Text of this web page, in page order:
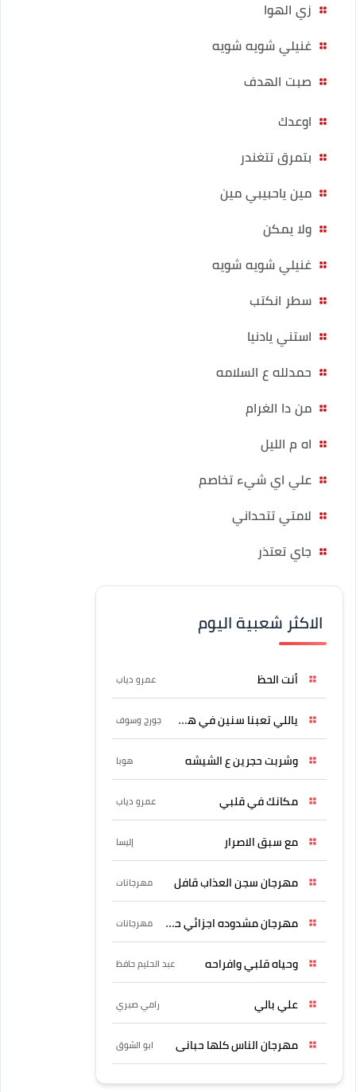
زي الهوا
غنيلي شويه شويه
صبت الهدف
اوعدك
بتمرق تتغندر
مين ياحبيبي مين
ولا يمكن
غنيلي شويه شويه
سطر انكتب
استني يادنيا
حمدلله ع السلامه
من دا الغرام
اه م الليل
علي اي شيء تخاصم
لامتي تتحداني
جاي تعتذر
الاكثر شعبية اليوم
أنت الحظ عمرو دياب
ياللي تعبنا سنين في هواه جورج وسوف
وشربت حجرين ع الشيشه هوبا
مكانك في قلبي عمرو دياب
مع سبق الاصرار إليسا
مهرجان سجن العذاب قافل مهرجانات
مهرجان مشدوده اجزائي حربونى مهرجانات
وحياه قلبي وافراحه عبد الحليم حافظ
علي بالي رامي صبري
مهرجان الناس كلها حبانى ابو الشوق